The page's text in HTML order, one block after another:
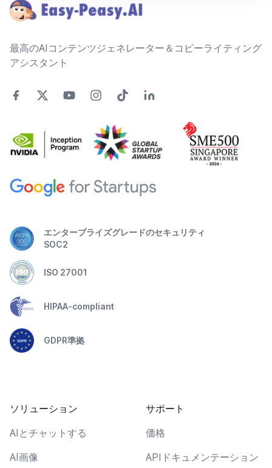
最高のAIコンテンツジェネレーター＆コピーライティング
アシスタント
エンタープライズグレードのセキュリティ
SOC2
ISO 27001
HIPAA-compliant
GDPR準拠
ソリューション
AIとチャットする
AI画像
サポート
価格
APIドキュメンテーション